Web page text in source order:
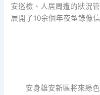
安巡檢、人居周遭的狀況
展開了10余個年夜型錄像
安身雄安新區將來綠色